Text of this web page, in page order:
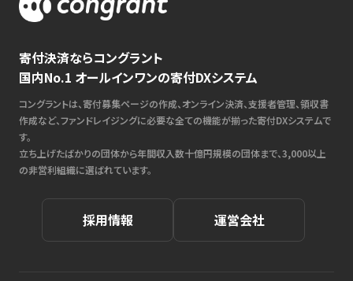
寄付決済ならコングラント
国内No.1 オールインワンの寄付DXシステム
コングラントは、寄付募集ページの作成、オンライン決済、支援者管理、領収書
作成など、ファンドレイジングに必要な全ての機能が揃った寄付DXシステムで
す。
立ち上げたばかりの団体から年間収入数十億円規模の団体まで、3,000以上
の非営利組織に選ばれています。
採用情報 運営会社